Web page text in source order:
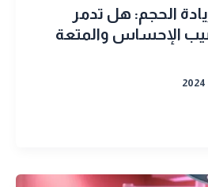
الحجم: هل تدمر
الإحساس والمتعة